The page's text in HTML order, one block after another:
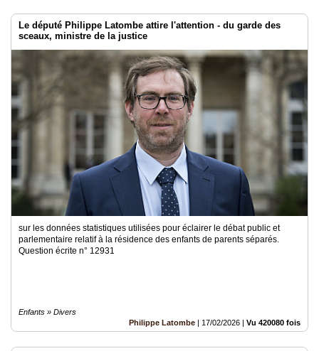
Le député Philippe Latombe attire l'attention - du garde des
sceaux, ministre de la justice
sur les données statistiques utilisées pour éclairer le débat public et
parlementaire relatif à la résidence des enfants de parents séparés.
Question écrite n° 12931
Enfants » Divers
Philippe Latombe | 17/02/2026 | Vu 420080 fois